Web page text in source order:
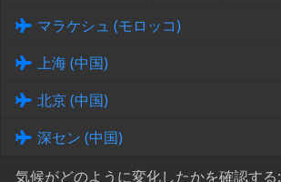
マラケシュ (モロッコ)
上海 (中国)
北京 (中国)
深セン (中国)
気候がどのように変化したかを確認する: